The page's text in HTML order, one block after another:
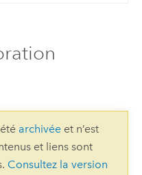
archivéeet n’est
et liens sont
Consultez la version